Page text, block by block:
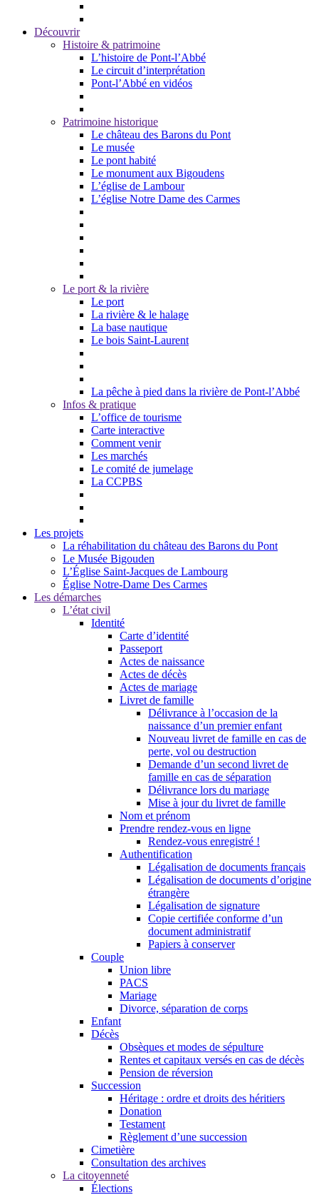
Découvrir
Histoire & patrimoine
L’histoire de Pont-l’Abbé
Le circuit d’interprétation
Pont-l’Abbé en vidéos
Patrimoine historique
Le château des Barons du Pont
Le musée
Le pont habité
Le monument aux Bigoudens
L’église de Lambour
L’église Notre Dame des Carmes
Le port & la rivière
Le port
La rivière & le halage
La base nautique
Le bois Saint-Laurent
La pêche à pied dans la rivière de Pont-l’Abbé
Infos & pratique
L’office de tourisme
Carte interactive
Comment venir
Les marchés
Le comité de jumelage
La CCPBS
Les projets
La réhabilitation du château des Barons du Pont
Le Musée Bigouden
L’Église Saint-Jacques de Lambourg
Église Notre-Dame Des Carmes
Les démarches
L’état civil
Identité
Carte d’identité
Passeport
Actes de naissance
Actes de décès
Actes de mariage
Livret de famille
Délivrance à l’occasion de la
naissance d’un premier enfant
Nouveau livret de famille en cas de
perte, vol ou destruction
Demande d’un second livret de
famille en cas de séparation
Délivrance lors du mariage
Mise à jour du livret de famille
Nom et prénom
Prendre rendez-vous en ligne
Rendez-vous enregistré !
Authentification
Légalisation de documents français
Légalisation de documents d’origine
étrangère
Légalisation de signature
Copie certifiée conforme d’un
document administratif
Papiers à conserver
Couple
Union libre
PACS
Mariage
Divorce, séparation de corps
Enfant
Décès
Obsèques et modes de sépulture
Rentes et capitaux versés en cas de décès
Pension de réversion
Succession
Héritage : ordre et droits des héritiers
Donation
Testament
Règlement d’une succession
Cimetière
Consultation des archives
La citoyenneté
Élections